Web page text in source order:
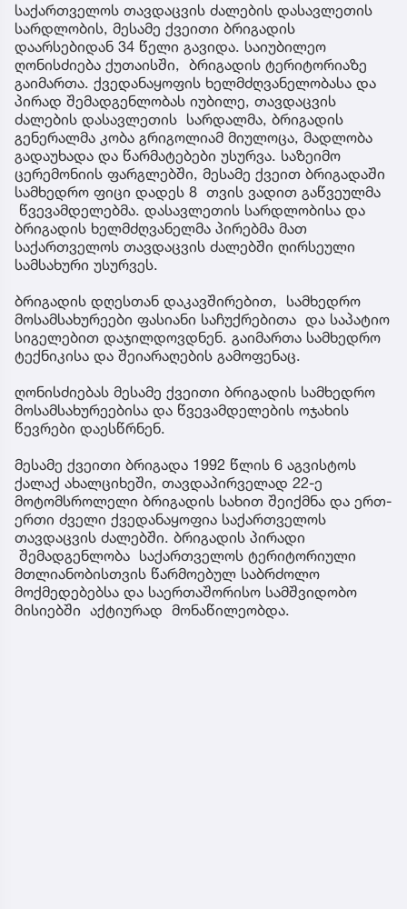
საქართველოს თავდაცვის ძალების დასავლეთის
სარდლობის, მესამე ქვეითი ბრიგადის
დაარსებიდან 34 წელი გავიდა. საიუბილეო
ღონისძიება ქუთაისში, ბრიგადის ტერიტორიაზე
გაიმართა. ქვედანაყოფის ხელმძღვანელობასა და
პირად შემადგენლობას იუბილე, თავდაცვის
ძალების დასავლეთის სარდალმა, ბრიგადის
გენერალმა კობა გრიგოლიამ მიულოცა, მადლობა
გადაუხადა და წარმატებები უსურვა. საზეიმო
ცერემონიის ფარგლებში, მესამე ქვეით ბრიგადაში
სამხედრო ფიცი დადეს 8 თვის ვადით გაწვეულმა
წვევამდელებმა. დასავლეთის სარდლობისა და
ბრიგადის ხელმძღვანელმა პირებმა მათ
საქართველოს თავდაცვის ძალებში ღირსეული
სამსახური უსურვეს.
ბრიგადის დღესთან დაკავშირებით, სამხედრო
მოსამსახურეები ფასიანი საჩუქრებითა და საპატიო
სიგელებით დაჯილდოვდნენ. გაიმართა სამხედრო
ტექნიკისა და შეიარაღების გამოფენაც.
ღონისძიებას მესამე ქვეითი ბრიგადის სამხედრო
მოსამსახურეებისა და წვევამდელების ოჯახის
წევრები დაესწრნენ.
მესამე ქვეითი ბრიგადა 1992 წლის 6 აგვისტოს
ქალაქ ახალციხეში, თავდაპირველად 22-ე
მოტომსროლელი ბრიგადის სახით შეიქმნა და ერთ-
ერთი ძველი ქვედანაყოფია საქართველოს
თავდაცვის ძალებში. ბრიგადის პირადი
შემადგენლობა საქართველოს ტერიტორიული
მთლიანობისთვის წარმოებულ საბრძოლო
მოქმედებებსა და საერთაშორისო სამშვიდობო
მისიებში აქტიურად მონაწილეობდა.